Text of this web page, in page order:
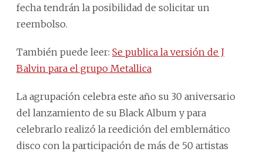
fecha tendrán la posibilidad de solicitar un
reembolso.
También puede leer: Se publica la versión de J
Balvin para el grupo Metallica
La agrupación celebra este año su 30 aniversario
del lanzamiento de su Black Album y para
celebrarlo realizó la reedición del emblemático
disco con la participación de más de 50 artistas